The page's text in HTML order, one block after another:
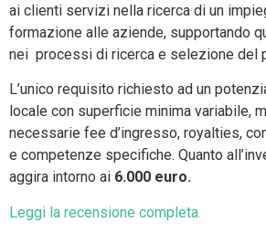
ai clienti servizi nella ricerca di un
formazione alle aziende, supportando
nei processi di ricerca e selezione del
L’unico requisito richiesto ad un
locale con superficie minima variabile,
necessarie fee d’ingresso, royalties,
e competenze specifiche. Quanto
aggira intorno ai 6.000 euro.
Leggi la recensione completa.